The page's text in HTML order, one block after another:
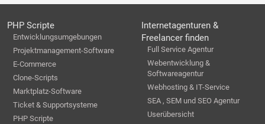
PHP Scripte
Entwicklungsumgebungen
Projektmanagement-Software
E-Commerce
Clone-Scripts
Marktplatz-Software
Ticket & Supportsysteme
PHP Scripte
Internetagenturen &
Freelancer finden
Full Service Agentur
Webentwicklung &
Softwareagentur
Webhosting & IT-Service
SEA , SEM und SEO Agentur
Userübersicht